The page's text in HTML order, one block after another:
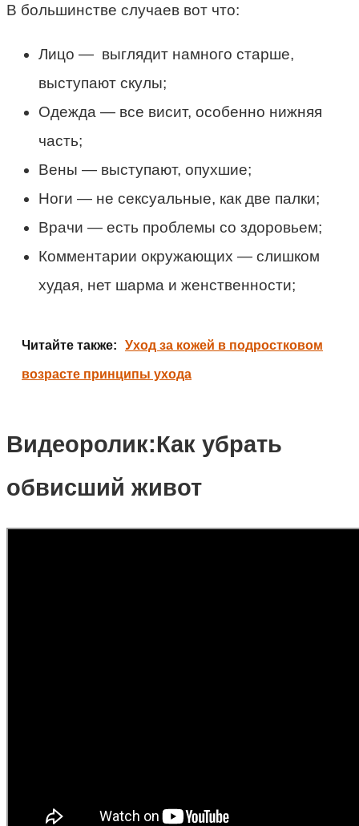
В большинстве случаев вот что:
Лицо — выглядит намного старше,
выступают скулы;
Одежда — все висит, особенно нижняя
часть;
Вены — выступают, опухшие;
Ноги — не сексуальные, как две палки;
Врачи — есть проблемы со здоровьем;
Комментарии окружающих — слишком
худая, нет шарма и женственности;
Читайте также: Уход за кожей в подростковом
возрасте принципы ухода
Видеоролик:Как убрать
обвисший живот